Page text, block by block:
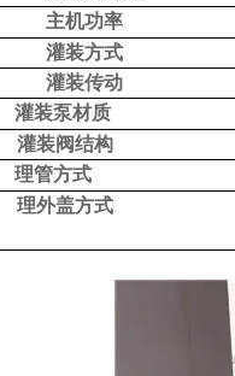
主机功率
灌装方式
灌装传动
灌装泵材质
灌装阀结构
理管方式
理外盖方式